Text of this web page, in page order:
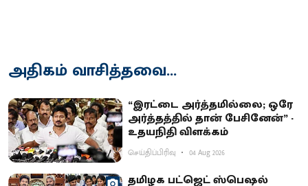
அதிகம் வாசித்தவை...
“இரட்டை அர்த்தமில்லை; ஒரே
அர்த்தத்தில் தான் பேசினேன்” -
உதயநிதி விளக்கம்
செய்திப்பிரிவு 04 Aug 2026
தமிழக பட்ஜெட் ஸ்பெஷல்